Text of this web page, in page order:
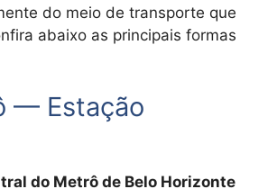
do meio de transporte que
abaixo as principais formas
— Estação
do Metrô de Belo Horizonte